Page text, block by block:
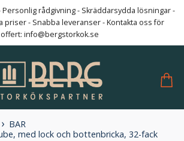
rådgivning - Skräddarsydda lösningar -
priser - Snabba leveranser - Kontakta oss för
offert: info@bergstorkok.se
BAR
med lock och bottenbricka, 32-fack